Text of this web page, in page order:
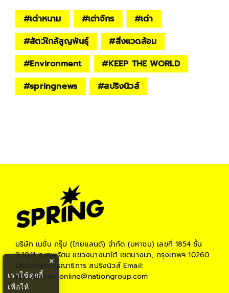
#เต่าหนาม #เต่าจักร #เต่า
#สัตว์ใกล้สูญพันธุ์ #สิ่งแวดล้อม
#Environment #KEEP THE WORLD
#springnews #สปริงนิวส์
บริษัท เนชั่น กรุ๊ป (ไทยแลนด์) จำกัด (มหาชน) เลขที่ 1854 ชั้น
9,10,11 ถ.เทพรัตน แขวงบางนาใต้ เขตบางนา, กรุงเทพฯ 10260
ติดต่อกองบรรณาธิการ สปริงนิวส์Email:
springnews_online@nationgroup.com
×
เราใช้คุกกี้
เพื่อให้